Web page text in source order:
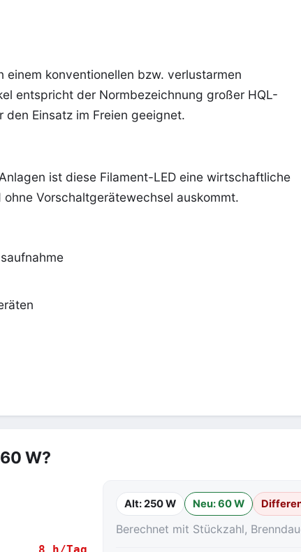
konventionellen bzw. verlustarmen
entspricht der Normbezeichnung großer HQL-
Einsatz im Freien geeignet.
ist diese Filament-LED eine wirtschaftliche
Vorschaltgerätewechsel auskommt.
W?
Alt: 250 W Neu: 60 W
Berechnet mit Stückzahl,